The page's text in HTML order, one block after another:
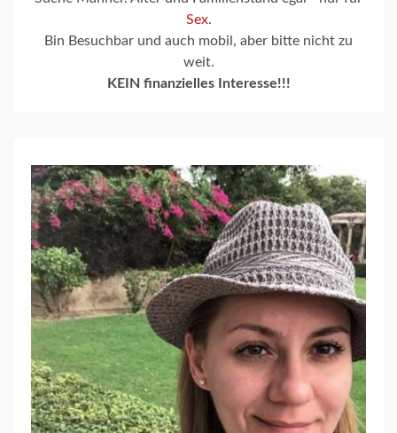
Sex.
Bin Besuchbar und auch mobil, aber bitte nicht zu
weit.
KEIN finanzielles Interesse!!!